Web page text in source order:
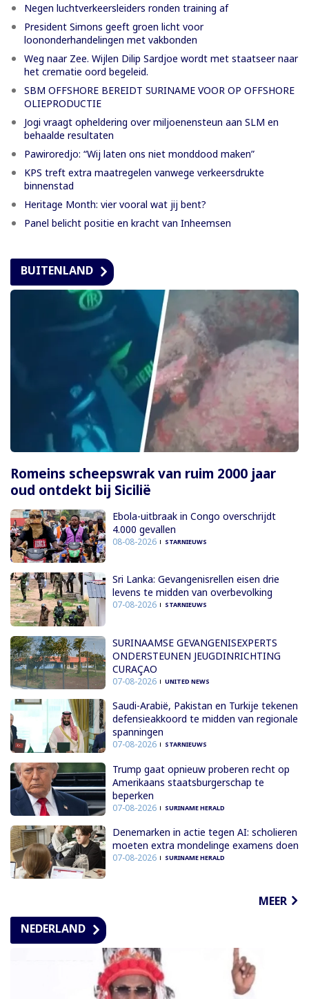
Negen luchtverkeersleiders ronden training af
President Simons geeft groen licht voor
loononderhandelingen met vakbonden
Weg naar Zee. Wijlen Dilip Sardjoe wordt met staatseer naar
het crematie oord begeleid.
SBM OFFSHORE BEREIDT SURINAME VOOR OP OFFSHORE
OLIEPRODUCTIE
Jogi vraagt opheldering over miljoenensteun aan SLM en
behaalde resultaten
Pawiroredjo: “Wij laten ons niet monddood maken”
KPS treft extra maatregelen vanwege verkeersdrukte
binnenstad
Heritage Month: vier vooral wat jij bent?
Panel belicht positie en kracht van Inheemsen
BUITENLAND
Romeins scheepswrak van ruim 2000 jaar
oud ontdekt bij Sicilië
Ebola-uitbraak in Congo overschrijdt
4.000 gevallen
08-08-2026 STARNIEUWS
Sri Lanka: Gevangenisrellen eisen drie
levens te midden van overbevolking
07-08-2026 STARNIEUWS
SURINAAMSE GEVANGENISEXPERTS
ONDERSTEUNEN JEUGDINRICHTING
CURAÇAO
07-08-2026 UNITED NEWS
Saudi-Arabië, Pakistan en Turkije tekenen
defensieakkoord te midden van regionale
spanningen
07-08-2026 STARNIEUWS
Trump gaat opnieuw proberen recht op
Amerikaans staatsburgerschap te
beperken
07-08-2026 SURINAME HERALD
Denemarken in actie tegen AI: scholieren
moeten extra mondelinge examens doen
07-08-2026 SURINAME HERALD
MEER
NEDERLAND